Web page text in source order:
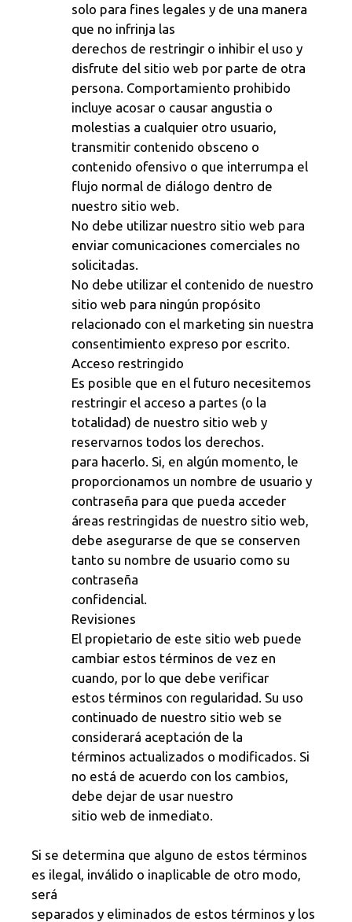
solo para fines legales y de una manera
que no infrinja las
derechos de restringir o inhibir el uso y
disfrute del sitio web por parte de otra
persona. Comportamiento prohibido
incluye acosar o causar angustia o
molestias a cualquier otro usuario,
transmitir contenido obsceno o
contenido ofensivo o que interrumpa el
flujo normal de diálogo dentro de
nuestro sitio web.
No debe utilizar nuestro sitio web para
enviar comunicaciones comerciales no
solicitadas.
No debe utilizar el contenido de nuestro
sitio web para ningún propósito
relacionado con el marketing sin nuestra
consentimiento expreso por escrito.
Acceso restringido
Es posible que en el futuro necesitemos
restringir el acceso a partes (o la
totalidad) de nuestro sitio web y
reservarnos todos los derechos.
para hacerlo. Si, en algún momento, le
proporcionamos un nombre de usuario y
contraseña para que pueda acceder
áreas restringidas de nuestro sitio web,
debe asegurarse de que se conserven
tanto su nombre de usuario como su
contraseña
confidencial.
Revisiones
El propietario de este sitio web puede
cambiar estos términos de vez en
cuando, por lo que debe verificar
estos términos con regularidad. Su uso
continuado de nuestro sitio web se
considerará aceptación de la
términos actualizados o modificados. Si
no está de acuerdo con los cambios,
debe dejar de usar nuestro
sitio web de inmediato.
Si se determina que alguno de estos términos
es ilegal, inválido o inaplicable de otro modo,
será
separados y eliminados de estos términos y los